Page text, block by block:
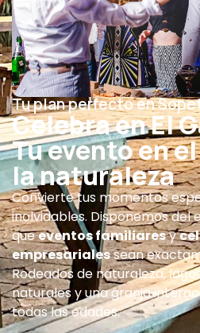
Tu plan perfecto en
Celebra en El
Tu evento en
la naturaleza
Convierte tus momentos
inolvidables. Disponemos
queeventos familiaresy
empresarialessean
Rodeados de naturaleza,
naturales y una granja
todas las edades.